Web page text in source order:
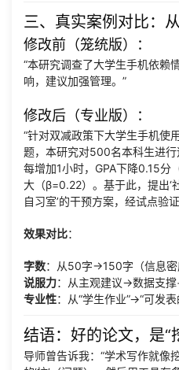
三、真实案例对比：
修改前（笼统版） ：
“本研究调查了大学生手机依赖
响，建议加强管理。”
修改后（专业版） ：
“针对双减政策下大学生手机使
题，本研究对500名本科生进
每增加1小时，GPA下降0.15分
大（β=0.22）。基于此，提出‘
自习室’的干预方案，经试点验
效果对比：
字数：从50字→150字（信息密
说服力：从主观建议→数据支撑
专业性：从“学生作业”→“可发表
结语：好的论文，是“
导师曾告诉我：“学术写作就